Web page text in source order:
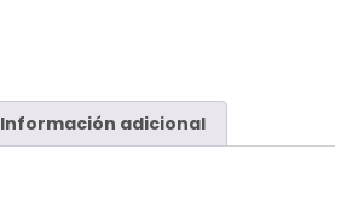
Información adicional